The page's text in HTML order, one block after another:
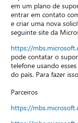
em um plano de
entrar em contato
e criar uma nova
seguinte site da
https://
pode contatar o
telefone usando
do país. Para fazer
Parceiros
https://